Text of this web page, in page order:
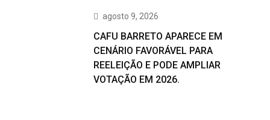
agosto 9, 2026
CAFU BARRETO APARECE EM
CENÁRIO FAVORÁVEL PARA
REELEIÇÃO E PODE AMPLIAR
VOTAÇÃO EM 2026.